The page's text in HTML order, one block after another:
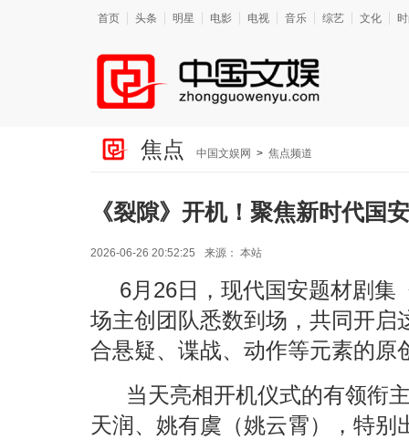
首页 头条 明星 电影 电视 音乐 综艺 文化
焦点 中国文娱网 > 焦点频道
《裂隙》开机！聚焦新时代国
2026-06-26 20:52:25 来源： 本站
6月26日，现代国安题材剧集
场主创团队悉数到场，共同开启
合悬疑、谍战、动作等元素的原
当天亮相开机仪式的有领衔
天润、姚有虞（姚云霄），特